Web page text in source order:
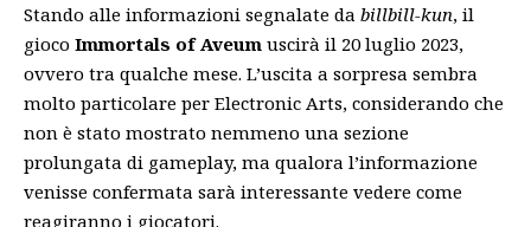
Stando alle informazioni segnalate da billbill-kun, il
gioco Immortals of Aveum uscirà il 20 luglio 2023,
ovvero tra qualche mese. L’uscita a sorpresa sembra
molto particolare per Electronic Arts, considerando che
non è stato mostrato nemmeno una sezione
prolungata di gameplay, ma qualora l’informazione
venisse confermata sarà interessante vedere come
reagiranno i giocatori.